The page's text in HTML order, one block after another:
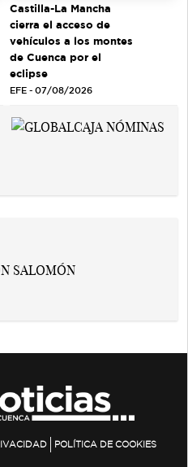
Castilla-La Mancha
cierra el acceso de
vehículos a los montes
de Cuenca por el
eclipse
EFE - 07/08/2026
POLÍTICA DE COOKIES